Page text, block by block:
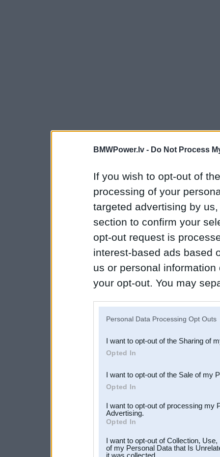
BMWPower.lv - Do Not Process
If you wish to opt-out of
processing of your
targeted advertising by
section to confirm your
opt-out request is
interest-based ads based
us or personal
your opt-out. You may
Downstream Participants
third parties.
Personal Data Processing Opt Outs
I want to opt-out of the Sharing of
Opted In
I want to opt-out of the Sale of my
Opted In
I want to opt-out of processing my
Advertising.
Opted In
I want to opt-out of Collection,
of my Personal Data that Is
it was collected.